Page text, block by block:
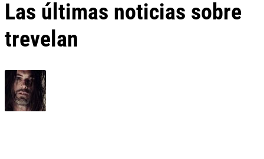
Las últimas noticias sobre
trevelan